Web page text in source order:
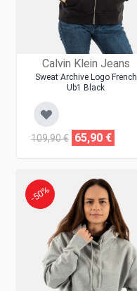
Calvin Klein Jeans
Sweat Archive Logo French
Ub1 Black
109,90 € 65,90 €
-50%